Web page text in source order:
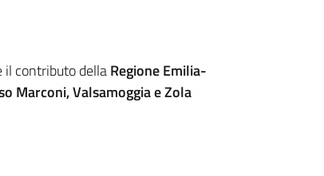
il contributo dellaRegione Emilia-
Marconi, Valsamoggia e Zola